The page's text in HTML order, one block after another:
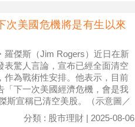
美國危機將是有生以來
傑斯（Jim Rogers）近日在新
表驚人言論，宣布已經全面清空
作為戰術性安排。他表示，目前
「下一次美國經濟危機，會是我
斯宣稱已清空美股。（示意圖／
分類 : 股市理財 | 2025-08-06